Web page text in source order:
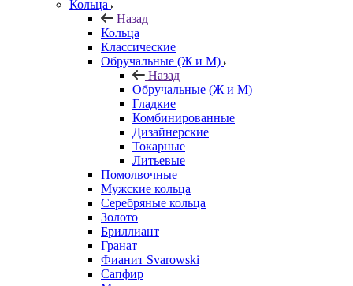
Кольца
Назад
Кольца
Классические
Обручальные (Ж и М)
Назад
Обручальные (Ж и М)
Гладкие
Комбинированные
Дизайнерские
Токарные
Литьевые
Помолвочные
Мужские кольца
Серебряные кольца
Золото
Бриллиант
Гранат
Фианит Svarowski
Сапфир